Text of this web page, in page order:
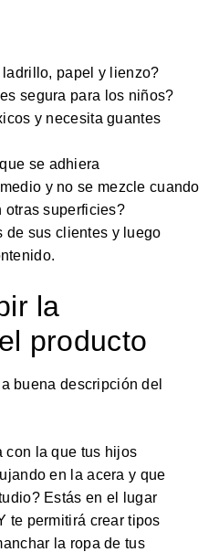
papel y lienzo?
segura para los niños?
y necesita guantes
se adhiera
y no se mezcle cuando
otras superficies?
de sus clientes y luego
la
producto
buena descripción del
con la que tus hijos
en la acera y que
Estás en el lugar
te permitirá crear tipos
la ropa de tus